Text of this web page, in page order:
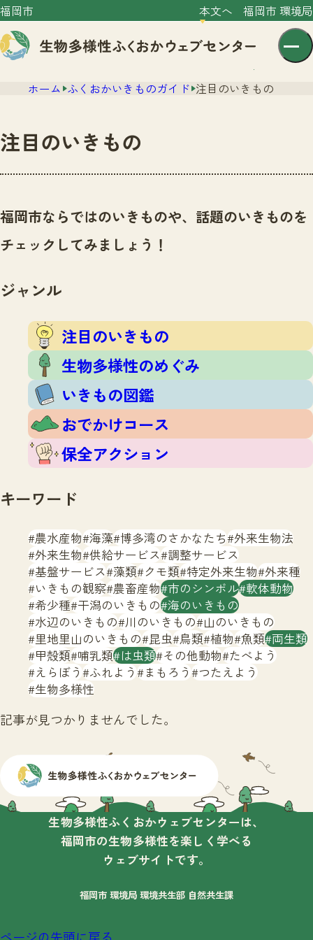
福岡市 本文へ 福岡市 環境局
文字サイズ 小 中 大
センター紹介
センター紹介TOP
サイトポリシー
ニュース
いきものガイド
注目のいきもの
生物多様性のめぐみ
いきもの図鑑
おでかけコース
保全アクション
イベント
いきもの調査隊
調査レポート
調査レポートTOP
調査結果
ふくおかいきものマップ
マッチング
マッチングTOP
掲載申し込みフォーム
お問合せ
生物多様性ふくおかウェブセンターとは
サイトマップ
ホーム ふくおかいきものガイド 注目のいきもの
注目のいきもの
福岡市ならではのいきものや、話題のいきものを
チェックしてみましょう！
ジャンル
注目のいきもの
生物多様性のめぐみ
いきもの図鑑
おでかけコース
保全アクション
キーワード
農水産物 海藻 博多湾のさかなたち 外来生物法
外来生物 供給サービス 調整サービス
基盤サービス 藻類 クモ類 特定外来生物 外来種
いきもの観察 農畜産物 市のシンボル 軟体動物
希少種 干潟のいきもの 海のいきもの
水辺のいきもの 川のいきもの 山のいきもの
里地里山のいきもの 昆虫 鳥類 植物 魚類 両生類
甲殻類 哺乳類 は虫類 その他動物 たべよう
えらぼう ふれよう まもろう つたえよう
生物多様性
記事が見つかりませんでした。
生物多様性ふくおかウェブセンターは、
福岡市の生物多様性を楽しく学べる
ウェブサイトです。
福岡市 環境局 環境共生部 自然共生課